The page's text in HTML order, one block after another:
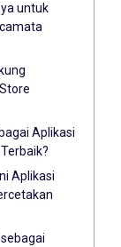
untuk
Aplikasi
Aplikasi